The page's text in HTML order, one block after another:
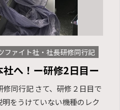
ファイト社・社長研修同行記
社へ！ー研修2日目ー
同行記 さて、研修２日目で
をうけていない機種のレク